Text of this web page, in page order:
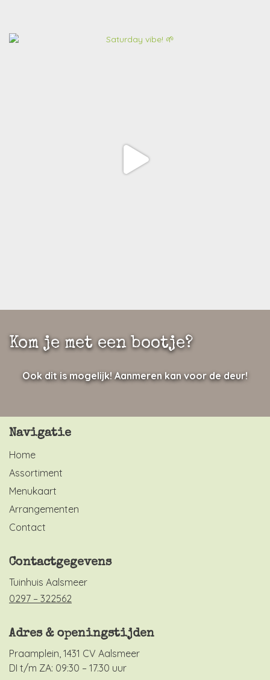
Kom je met een bootje?
Ook dit is mogelijk! Aanmeren kan voor de deur!
Navigatie
Home
Assortiment
Menukaart
Arrangementen
Contact
Contactgegevens
Tuinhuis Aalsmeer
0297 – 322562
Adres & openingstijden
Praamplein, 1431 CV Aalsmeer
DI t/m ZA: 09:30 – 17.30 uur